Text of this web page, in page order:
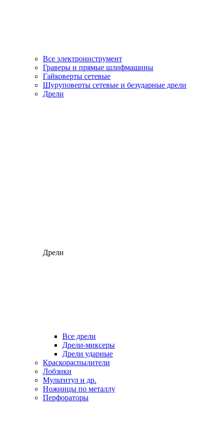
Все электроинструмент
Граверы и прямые шлифмашины
Гайковерты сетевые
Шуруповерты сетевые и безударные дрели
Дрели
Дрели
Все дрели
Дрели-миксеры
Дрели ударные
Краскораспылители
Лобзики
Мультитул и др.
Ножницы по металлу
Перфораторы